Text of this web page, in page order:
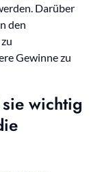
Darüber
den
Gewinne zu
wichtig